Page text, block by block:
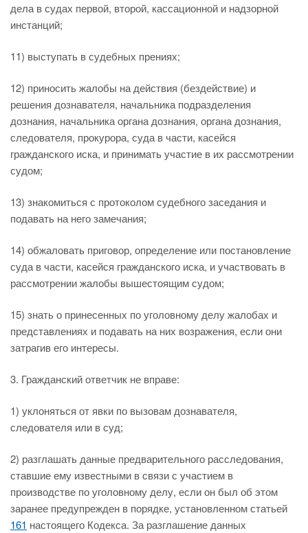
дела в судах первой, второй, кассационной и надзорной
инстанций;
11) выступать в судебных прениях;
12) приносить жалобы на действия (бездействие) и
решения дознавателя, начальника подразделения
дознания, начальника органа дознания, органа дознания,
следователя, прокурора, суда в части, касейся
гражданского иска, и принимать участие в их рассмотрении
судом;
13) знакомиться с протоколом судебного заседания и
подавать на него замечания;
14) обжаловать приговор, определение или постановление
суда в части, касейся гражданского иска, и участвовать в
рассмотрении жалобы вышестоящим судом;
15) знать о принесенных по уголовному делу жалобах и
представлениях и подавать на них возражения, если они
затрагив его интересы.
3. Гражданский ответчик не вправе:
1) уклоняться от явки по вызовам дознавателя,
следователя или в суд;
2) разглашать данные предварительного расследования,
ставшие ему известными в связи с участием в
производстве по уголовному делу, если он был об этом
заранее предупрежден в порядке, установленном статьей
161 настоящего Кодекса. За разглашение данных